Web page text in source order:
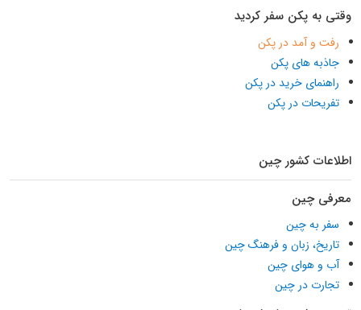
وقتی به پکن سفر کردید
رفت و آمد در پکن
جاذبه های پکن
راهنمای خرید در پکن
تفریحات در پکن
اطلاعات کشور چین
معرفی چین
سفر به چین
تاریخ، زبان و فرهنگ چین
آب و هوای چین
تجارت در چین